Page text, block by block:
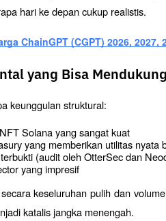
hari ke depan cukup realistis.
ChainGPT (CGPT) 2026, 2027,
yang Bisa
keunggulan struktural:
Solana yang sangat kuat
yang memberikan utilitas nyata
(audit oleh OtterSec dan
yang impresif
keseluruhan pulih dan
katalis jangka menengah.